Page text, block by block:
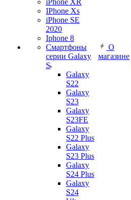
iPhone XR
IPhone Xs
iPhone SE
2020
Iphone 8
Смартфоны
серии Galaxy
S
Galaxy
S22
Galaxy
S23
Galaxy
S23FE
Galaxy
S22 Plus
Galaxy
S23 Plus
Galaxy
S24 Plus
Galaxy
S24
О
магазине